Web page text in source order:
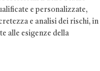
e personalizzate,
e analisi dei rischi, in
alle esigenze della